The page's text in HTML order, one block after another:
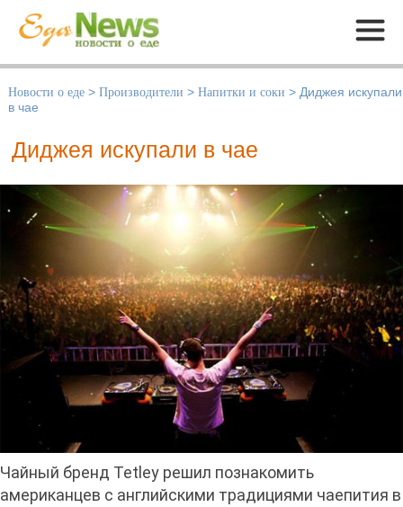
Меню
Новости о еде > Производители > Напитки и соки > Диджея искупали
в чае
Диджея искупали в чае
Чайный бренд Tetley решил познакомить
американцев с английскими традициями чаепития в